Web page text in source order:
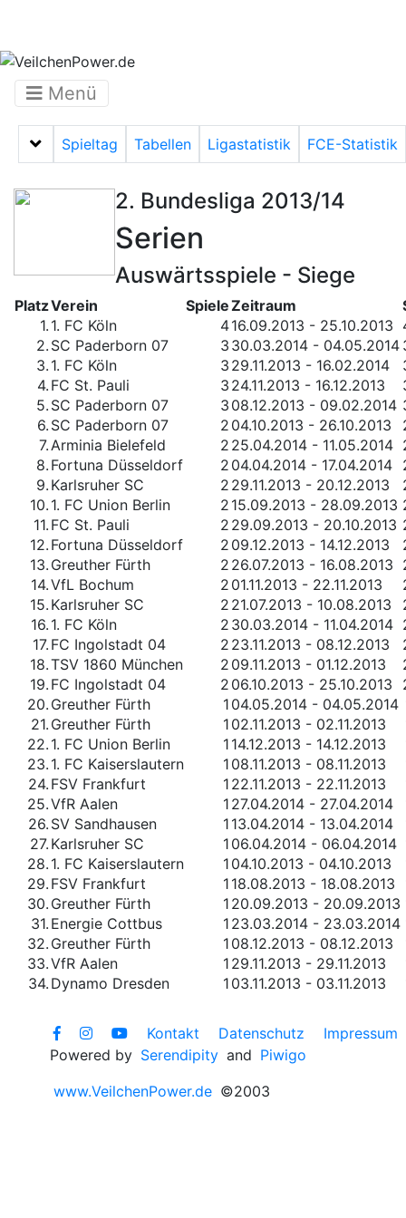
Menü
Menü auf-/zuklappen
Spieltag Tabellen Ligastatistik FCE-Statistik
2. Bundesliga 2013/14
Serien
Auswärtsspiele - Siege
PlatzVerein SpieleZeitraum
1. 1. FC Köln 416.09.2013 - 25.10.2013
2. SC Paderborn 07 3 30.03.2014 - 04.05.2014
3. 1. FC Köln 3 29.11.2013 - 16.02.2014
4. FC St. Pauli 3 24.11.2013 - 16.12.2013
5. SC Paderborn 07 3 08.12.2013 - 09.02.2014
6. SC Paderborn 07 2 04.10.2013 - 26.10.2013
7.Arminia Bielefeld 2 25.04.2014 - 11.05.2014
8. Fortuna Düsseldorf 2 04.04.2014 - 17.04.2014
9. Karlsruher SC 2 29.11.2013 - 20.12.2013
10. 1. FC Union Berlin 2 15.09.2013 - 28.09.2013
11. FC St. Pauli 2 29.09.2013 - 20.10.2013
12. Fortuna Düsseldorf 2 09.12.2013 - 14.12.2013
13. Greuther Fürth 2 26.07.2013 - 16.08.2013
14.VfL Bochum 2 01.11.2013 - 22.11.2013
15. Karlsruher SC 2 21.07.2013 - 10.08.2013
16. 1. FC Köln 2 30.03.2014 - 11.04.2014
17. FC Ingolstadt 04 2 23.11.2013 - 08.12.2013
18.TSV 1860 München 2 09.11.2013 - 01.12.2013
19. FC Ingolstadt 04 2 06.10.2013 - 25.10.2013
20. Greuther Fürth 1 04.05.2014 - 04.05.2014
21. Greuther Fürth 1 02.11.2013 - 02.11.2013
22. 1. FC Union Berlin 1 14.12.2013 - 14.12.2013
23. 1. FC Kaiserslautern 1 08.11.2013 - 08.11.2013
24. FSV Frankfurt 1 22.11.2013 - 22.11.2013
25.VfR Aalen 1 27.04.2014 - 27.04.2014
26. SV Sandhausen 1 13.04.2014 - 13.04.2014
27. Karlsruher SC 1 06.04.2014 - 06.04.2014
28. 1. FC Kaiserslautern 1 04.10.2013 - 04.10.2013
29. FSV Frankfurt 1 18.08.2013 - 18.08.2013
30. Greuther Fürth 1 20.09.2013 - 20.09.2013
31. Energie Cottbus 1 23.03.2014 - 23.03.2014
32. Greuther Fürth 1 08.12.2013 - 08.12.2013
33.VfR Aalen 1 29.11.2013 - 29.11.2013
34. Dynamo Dresden 1 03.11.2013 - 03.11.2013
Kontakt Datenschutz
Impressum
Powered by Serendipity and Piwigo
www.VeilchenPower.de ©2003